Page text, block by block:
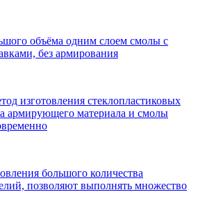
объёма одним слоем смолы с
без армирования
изготовления стеклопластиковых
армирующего материала и смолы
большого количества
позволяют выполнять множество